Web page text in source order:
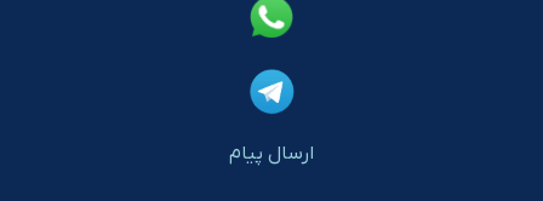
ارسال پیام